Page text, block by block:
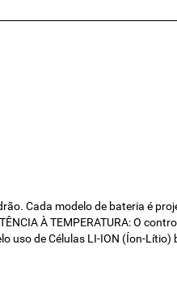
Cada modelo de bateria é
À TEMPERATURA: O
uso de Células LI-ION (Íon-Lítio)